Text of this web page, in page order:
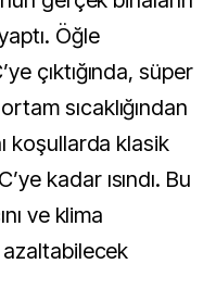
Öğle
çıktığında, süper
sıcaklığından
koşullarda klasik
kadar ısındı. Bu
ve klima
azaltabilecek